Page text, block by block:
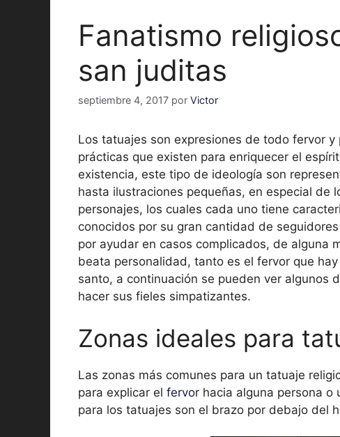
Fanatismo
san juditas
septiembre 4, 2017 por Victor
Los tatuajes son expresiones de todo fervor
prácticas que existen para enriquecer el
existencia, este tipo de ideología son
hasta ilustraciones pequeñas, en especial de
personajes, los cuales cada uno tiene
conocidos por su gran cantidad de
por ayudar en casos complicados, de alguna
beata personalidad, tanto es el fervor que
santo, a continuación se pueden ver algunos
hacer sus fieles simpatizantes.
Zonas ideales para
Las zonas más comunes para un tatuaje
para explicar el fervor hacia alguna persona o
para los tatuajes son el brazo por debajo del